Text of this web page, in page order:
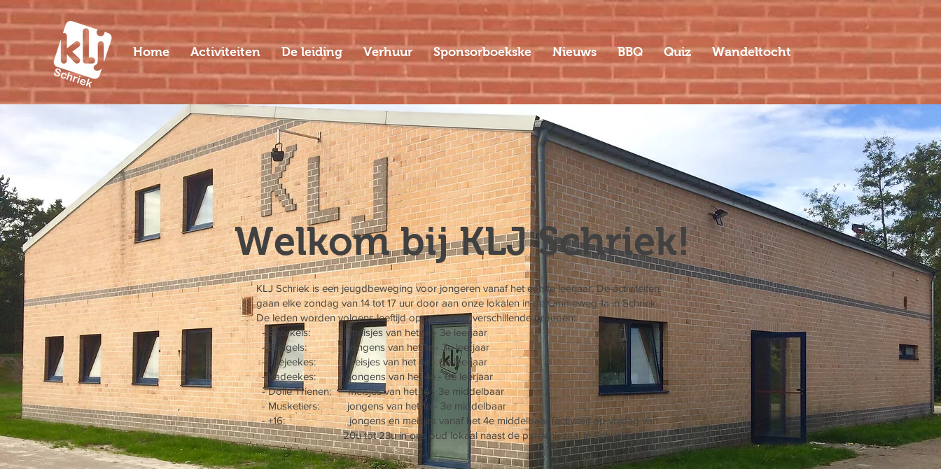
Home Activiteiten De leiding Verhuur Sponsorboekske Nieuws BBQ Quiz Wandeltocht
Welkom bij KLJ Schriek!
KLJ Schriek is een jeugdbeweging voor jongeren vanaf het eerste leerjaar. De activiteiten
gaan elke zondag van 14 tot 17 uur door aan onze lokalen in de Ommeweg 1a in Schriek.
De leden worden volgens leeftijd opgedeeld in verschillende groepen:
- Snorkels: meisjes van het 1e - 3e leerjaar
- Bengels: jongens van het 1e - 3e leerjaar
- Jeejeekes: meisjes van het 4e - 6e leerjaar
- Kadeekes: jongens van het 4e - 6e leerjaar
- Dolle Trienen: meisjes van het 1e - 3e middelbaar
- Musketiers: jongens van het 1e - 3e middelbaar
- +16: jongens en meisjes vanaf het 4e middelbaar (activiteit op vrijdag van
20u tot 23u in ons oud lokaal naast de parochiezaal in Schriek)